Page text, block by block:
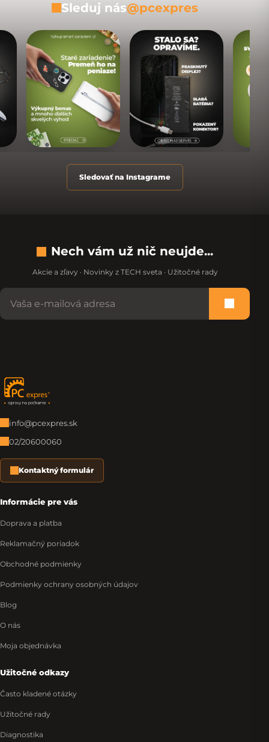
Sleduj nás@pcexpres
Sledovať na Instagrame
Nech vám už nič neujde...
Akcie a zľavy · Novinky z TECH sveta · Užitočné rady
Nevypĺňajte toto pole:
Zápätie
info@pcexpres.sk
02/20600060
Kontaktný formulár
Informácie pre vás
Doprava a platba
Reklamačný poriadok
Obchodné podmienky
Podmienky ochrany osobných údajov
Blog
O nás
Moja objednávka
Užitočné odkazy
Často kladené otázky
Užitočné rady
Diagnostika